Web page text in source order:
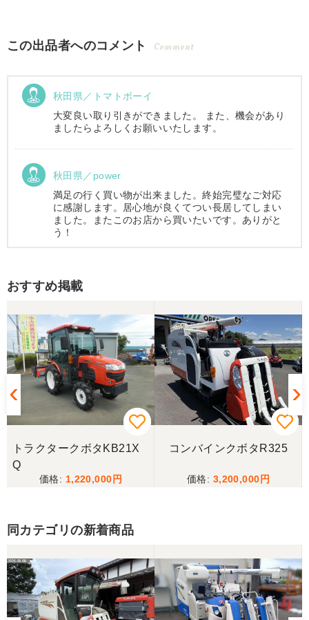
この出品者へのコメント Comment
秋田県／トマトボーイ
大変良い取り引きができました。 また、機会があり
ましたらよろしくお願いいたします。
秋田県／power
満足の行く買い物が出来ました。終始完璧なご対応
に感謝します。居心地が良くてつい長居してしまい
ました。またこのお店から買いたいです。ありがと
う！
秋田県／小野
社長様はじめスタッフ皆様も素晴らしく、よい取引
す。
秋田県／taegahara hitosui
美品を格安で譲って頂き、また当該機械を途中まで
無料で運んで頂き有り難うございました。非常に良
い出品者です、
この度はありがとうございました。とても良いお取
雨が続いて使用できない日が続きましたが、今日ト
ラクターをつかってみました。 前の古いのと比べる
のもなんですが、とても快調にすることができまし
た。 ありがとうございました。
おすすめ掲載
トラクタークボタKB21X
Q
1,220,000
コンバインクボタR325
3,200,000
同カテゴリの新着商品